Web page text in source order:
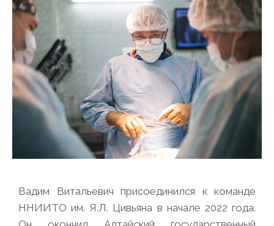
Вадим Витальевич присоединился к команде
ННИИТО им. Я.Л. Цивьяна в начале 2022 года.